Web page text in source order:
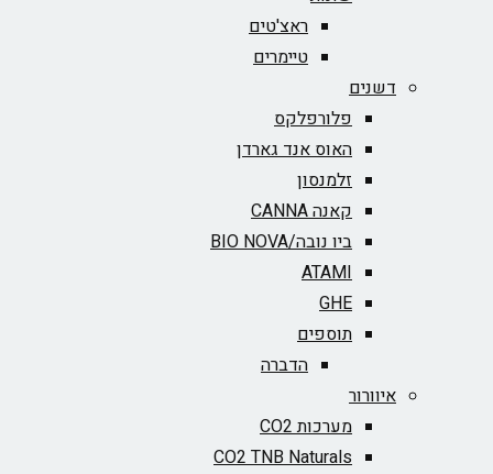
ראצ'טים
טיימרים
דשנים
פלורפלקס
האוס אנד גארדן
זלמנסון
קאנה CANNA
ביו נובה/BIO NOVA‏
ATAMI
GHE
תוספים
הדברה
איוורור
מערכות CO2
CO2 TNB Naturals